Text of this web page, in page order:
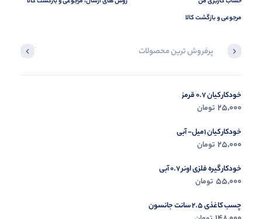
مرجوعی و بازگشت کالا
پرفروش ترین محصولات آخرین
خودکار کیان 0.7 قرمز
25,000 تومان
خودکار کیان 1میل- آبی
25,000 تومان
خودکار گیره فلزی اونر 0.7 آبی
55,000 تومان
چسب کاغذی 2.5 سانت جانسون